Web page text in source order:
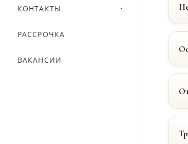
КОНТАКТЫ
РАССРОЧКА
ВАКАНСИИ